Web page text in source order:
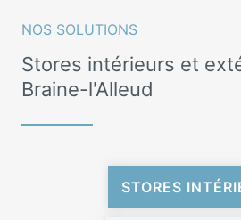
NOS SOLUTIONS
Stores intérieurs et
Braine-l'Alleud
STORES